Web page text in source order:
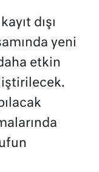
dışı
yeni
etkin